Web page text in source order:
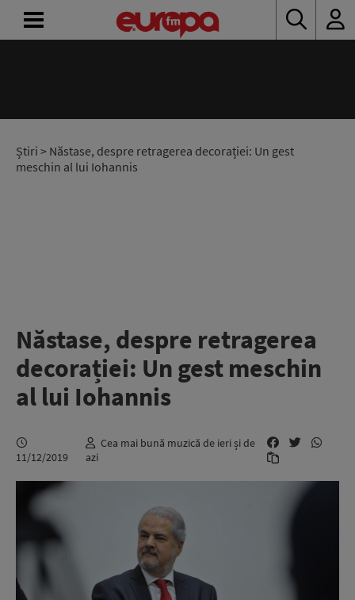
Știri > Năstase, despre retragerea decorației: Un gest
meschin al lui Iohannis
Năstase, despre retragerea
decorației: Un gest meschin
al lui Iohannis
11/12/2019
Cea mai bună muzică de ieri și de
azi
RADIO